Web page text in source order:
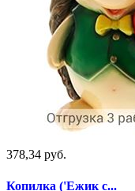
378,34 руб.
Копилка ('Ежик с...